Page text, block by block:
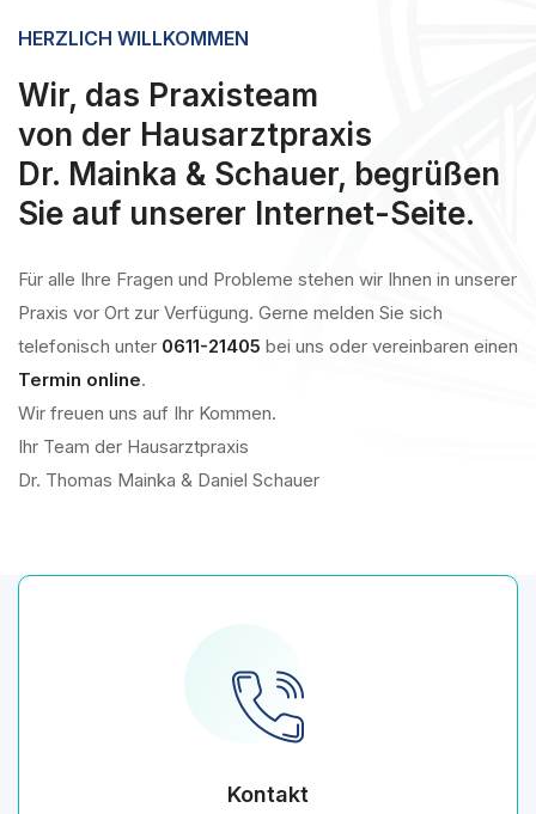
HERZLICH WILLKOMMEN
Wir, das Praxisteam
von der Hausarztpraxis
Dr. Mainka & Schauer, begrüßen
Sie auf unserer Internet-Seite.
Für alle Ihre Fragen und Probleme stehen wir Ihnen in unserer
Praxis vor Ort zur Verfügung. Gerne melden Sie sich
telefonisch unter 0611-21405 bei uns oder vereinbaren einen
Termin online.
Wir freuen uns auf Ihr Kommen.
Ihr Team der Hausarztpraxis
Dr. Thomas Mainka & Daniel Schauer
Kontakt